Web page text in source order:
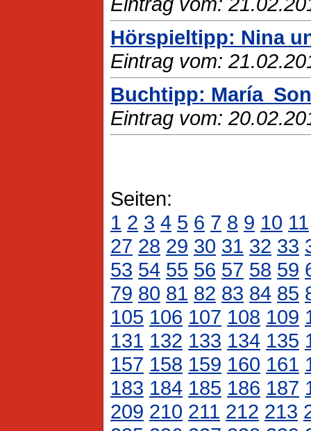
Hörspieltipp: Nina
Eintrag vom:
Buchtipp: María
Eintrag vom:
Seiten:
1 2 3 4 5 6 7 8 9 10 11
27 28 29 30 31 32 33
53 54 55 56 57 58 59
79 80 81 82 83 84 85
105 106 107 108 109
131 132 133 134 135
157 158 159 160 161
183 184 185 186 187
209 210 211 212 213